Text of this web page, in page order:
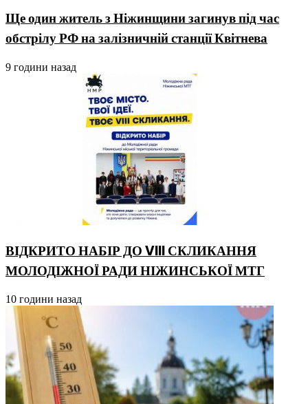
Ще один житель з Ніжинщини загинув під час
обстрілу РФ на залізничній станції Квітнева
9 години назад
ВІДКРИТО НАБІР ДО VIII СКЛИКАННЯ
МОЛОДІЖНОЇ РАДИ НІЖИНСЬКОЇ МТГ
10 години назад